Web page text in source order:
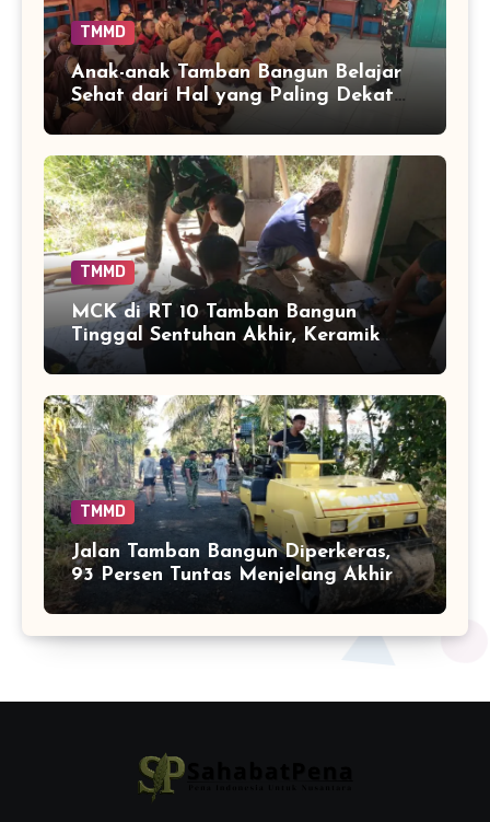
TMMD
Anak-anak Tamban Bangun Belajar
Sehat dari Hal yang Paling Dekat
dengan Keseharian
TMMD
MCK di RT 10 Tamban Bangun
Tinggal Sentuhan Akhir, Keramik
Capai 75 Persen
TMMD
Jalan Tamban Bangun Diperkeras,
93 Persen Tuntas Menjelang Akhir
TMMD